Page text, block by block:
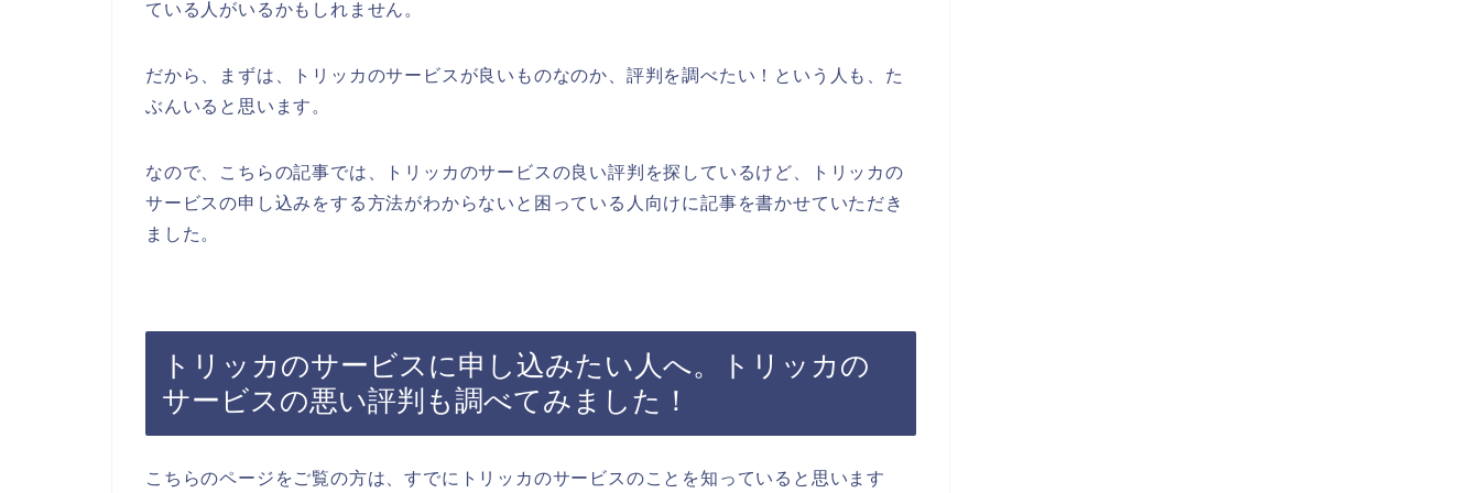
ている人がいるかもしれません。
だから、まずは、トリッカのサービスが良いものなのか、評判を調べたい！という人も、た
ぶんいると思います。
なので、こちらの記事では、トリッカのサービスの良い評判を探しているけど、トリッカの
サービスの申し込みをする方法がわからないと困っている人向けに記事を書かせていただき
ました。
トリッカのサービスに申し込みたい人へ。トリッカの
サービスの悪い評判も調べてみました！
こちらのページをご覧の方は、すでにトリッカのサービスのことを知っていると思います